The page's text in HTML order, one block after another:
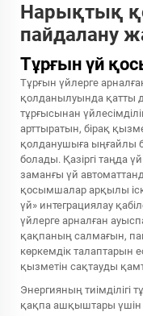
Нарықтық
пайдалану
Тұрғын үй
Тұрғын үйлерге
қолданылуында қатты
тұрғысынан
арттыратын, бірақ
қолданушыға ыңғайлы
болады. Қазіргі таңда
заманғы үй
қосымшалар арқылы
үй» интеграциялау
үйлерге арналған
қақпаның салмағын,
көркемдік талаптарын
қызметін сақтауды
Энергияның
қақпа ашқыштары үшін